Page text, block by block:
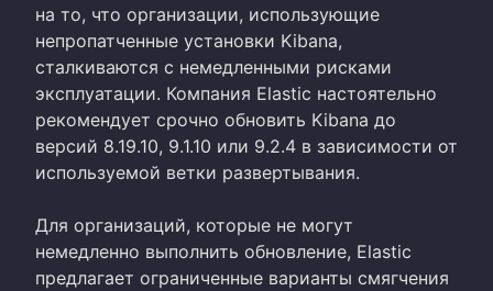
на то, что организации, использующие
непропатченные установки Kibana,
сталкиваются с немедленными рисками
эксплуатации. Компания Elastic настоятельно
рекомендует срочно обновить Kibana до
версий 8.19.10, 9.1.10 или 9.2.4 в зависимости от
используемой ветки развертывания.
Для организаций, которые не могут
немедленно выполнить обновление, Elastic
предлагает ограниченные варианты смягчения